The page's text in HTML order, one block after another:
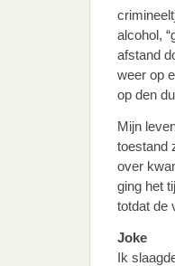
alcohol,
afstand
weer op
op den
Mijn
toestand
over
ging het
totdat de
Joke
Ik